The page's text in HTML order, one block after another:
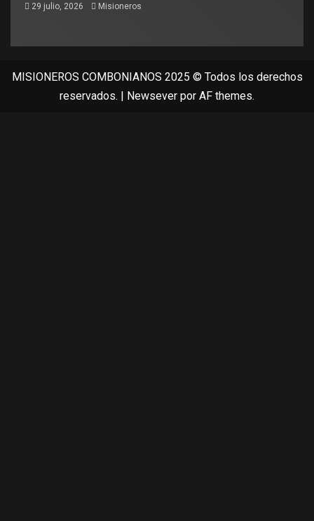
29 julio, 2026 Misioneros
MISIONEROS COMBONIANOS 2025 © Todos los derechos
reservados. | Newsever por AF themes.